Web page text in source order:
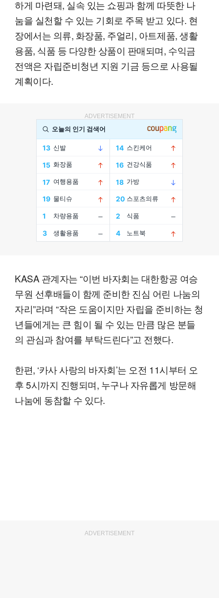
하게 마련돼, 실속 있는 쇼핑과 함께 따뜻한 나
눔을 실천할 수 있는 기회로 주목 받고 있다. 현
장에서는 의류, 화장품, 주얼리, 아트제품, 생활
용품, 식품 등 다양한 상품이 판매되며, 수익금
전액은 자립준비청년 지원 기금 등으로 사용될
계획이다.
ADVERTISEMENT
KASA 관계자는 “이번 바자회는 대한항공 여승
무원 선후배들이 함께 준비한 진심 어린 나눔의
자리”라며 “작은 도움이지만 자립을 준비하는 청
년들에게는 큰 힘이 될 수 있는 만큼 많은 분들
의 관심과 참여를 부탁드린다”고 전했다.
한편, ‘카사 사랑의 바자회’는 오전 11시부터 오
후 5시까지 진행되며, 누구나 자유롭게 방문해
나눔에 동참할 수 있다.
ADVERTISEMENT